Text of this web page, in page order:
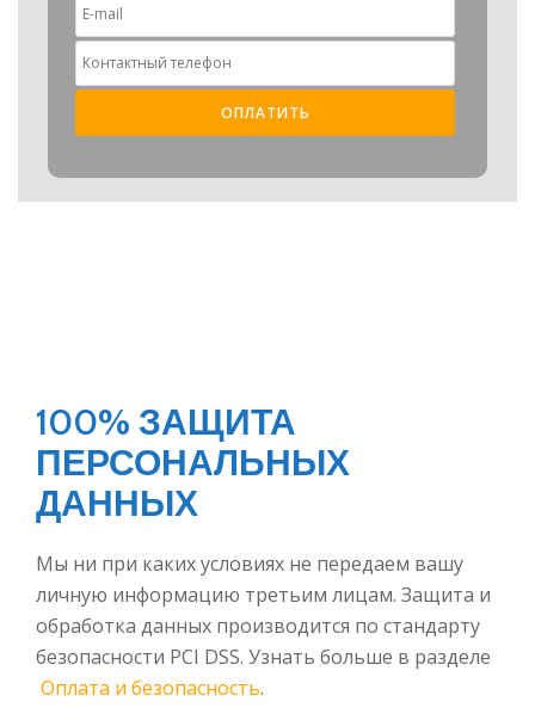
100% ЗАЩИТА
ПЕРСОНАЛЬНЫХ
ДАННЫХ
Мы ни при каких условиях не передаем вашу
личную информацию третьим лицам. Защита и
обработка данных производится по стандарту
безопасности PCI DSS. Узнать больше в разделе
Оплата и безопасность.